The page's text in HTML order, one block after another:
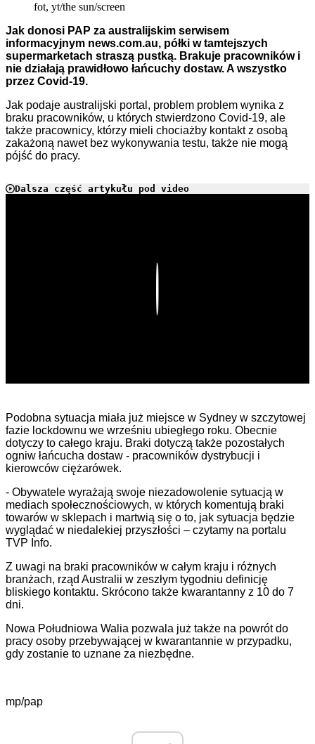
fot, yt/the sun/screen
Jak donosi PAP za australijskim serwisem
informacyjnym news.com.au, półki w tamtejszych
supermarketach straszą pustką. Brakuje pracowników i
nie działają prawidłowo łańcuchy dostaw. A wszystko
przez Covid-19.
Jak podaje australijski portal, problem problem wynika z
braku pracowników, u których stwierdzono Covid-19, ale
także pracownicy, którzy mieli chociażby kontakt z osobą
zakażoną nawet bez wykonywania testu, także nie mogą
pójść do pracy.
Dalsza część artykułu pod video
Podobna sytuacja miała już miejsce w Sydney w szczytowej
fazie lockdownu we wrześniu ubiegłego roku. Obecnie
dotyczy to całego kraju. Braki dotyczą także pozostałych
ogniw łańcucha dostaw - pracowników dystrybucji i
kierowców ciężarówek.
- Obywatele wyrażają swoje niezadowolenie sytuacją w
mediach społecznościowych, w których komentują braki
towarów w sklepach i martwią się o to, jak sytuacja będzie
wyglądać w niedalekiej przyszłości – czytamy na portalu
TVP Info.
Z uwagi na braki pracowników w całym kraju i różnych
branżach, rząd Australii w zeszłym tygodniu definicję
bliskiego kontaktu. Skrócono także kwarantanny z 10 do 7
dni.
Nowa Południowa Walia pozwala już także na powrót do
pracy osoby przebywającej w kwarantannie w przypadku,
gdy zostanie to uznane za niezbędne.
mp/pap